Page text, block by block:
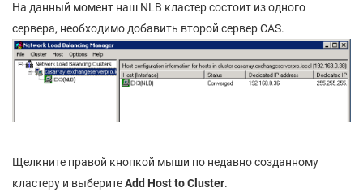
На данный момент наш NLB кластер состоит из одного
сервера, необходимо добавить второй сервер CAS.
Щелкните правой кнопкой мыши по недавно созданному
кластеру и выберитеAdd HosttoCluster.